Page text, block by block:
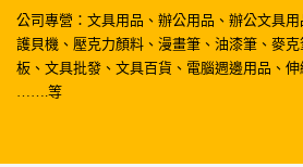
公司專營：文具用品、辦公用品、辦公文具
護貝機、壓克力顏料、漫畫筆、油漆筆、麥克
板、文具批發、文具百貨、電腦週邊用品、
…….等